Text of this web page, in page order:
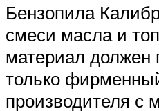
Бензопила
смеси масла и
материал должен
только
производителя с